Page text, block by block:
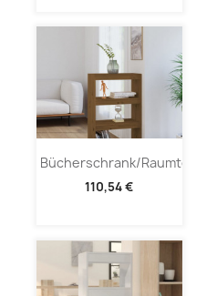
Bücherschrank/Raumteiler...
110,54 €